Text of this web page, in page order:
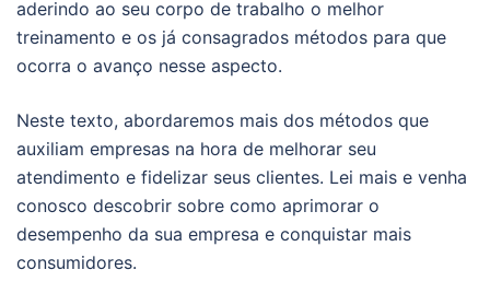
aderindo ao seu corpo de trabalho o melhor
treinamento e os já consagrados métodos para que
ocorra o avanço nesse aspecto.
Neste texto, abordaremos mais dos métodos que
auxiliam empresas na hora de melhorar seu
atendimento e fidelizar seus clientes. Lei mais e venha
conosco descobrir sobre como aprimorar o
desempenho da sua empresa e conquistar mais
consumidores.